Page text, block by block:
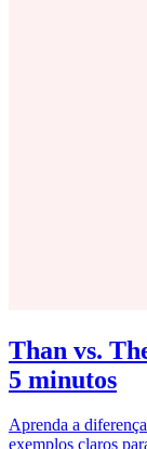
Than vs.
5 minutos
Aprenda a
exemplos claros